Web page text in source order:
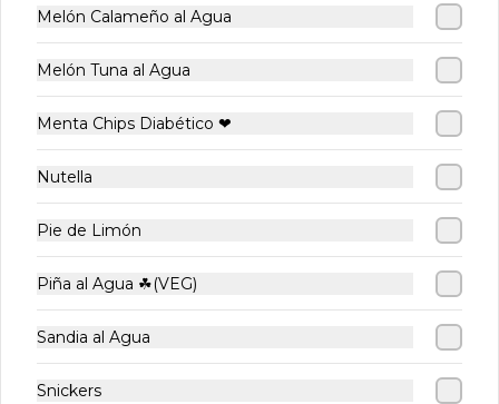
$650 $4.200
Queso
$5.200
Conócenos
WhatsApp: +56 9 8223 0126
Melón Calameño al Agua
Melón Tuna al Agua
Menta Chips Diabético ❤
Nutella
Pie de Limón
Piña al Agua ☘(VEG)
Sandia al Agua
Snickers